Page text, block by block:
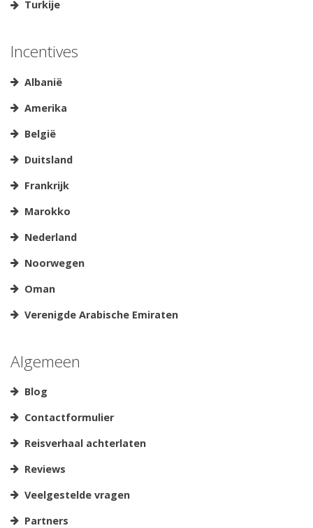
Turkije
Incentives
Albanië
Amerika
België
Duitsland
Frankrijk
Marokko
Nederland
Noorwegen
Oman
Verenigde Arabische Emiraten
Algemeen
Blog
Contactformulier
Reisverhaal achterlaten
Reviews
Veelgestelde vragen
Partners